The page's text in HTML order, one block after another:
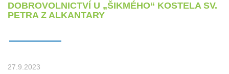
DOBROVOLNICTVÍ U „ŠIKMÉHO“ KOSTELA SV.
PETRA Z ALKANTARY
27.9.2023